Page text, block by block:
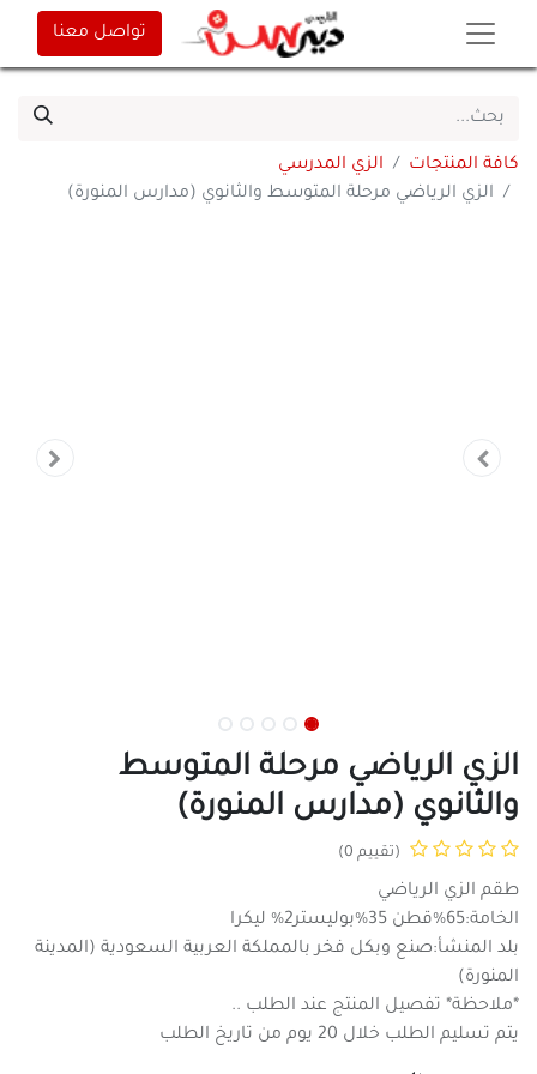
تواصل معنا
كافة المنتجات
الزي المدرسي
الزي الرياضي مرحلة المتوسط والثانوي (مدارس المنورة)
الزي الرياضي مرحلة المتوسط
والثانوي (مدارس المنورة)
(تقييم 0)
طقم الزي الرياضي
الخامة:65%قطن 35%بوليستر2% ليكرا
بلد المنشأ:صنع وبكل فخر بالمملكة العربية السعودية (المدينة
المنورة)
*ملاحظة* تفصيل المنتج عند الطلب ..
يتم تسليم الطلب خلال 20 يوم من تاريخ الطلب